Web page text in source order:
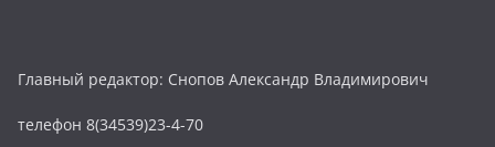
Главный редактор: Снопов Александр Владимирович
телефон 8(34539)23-4-70